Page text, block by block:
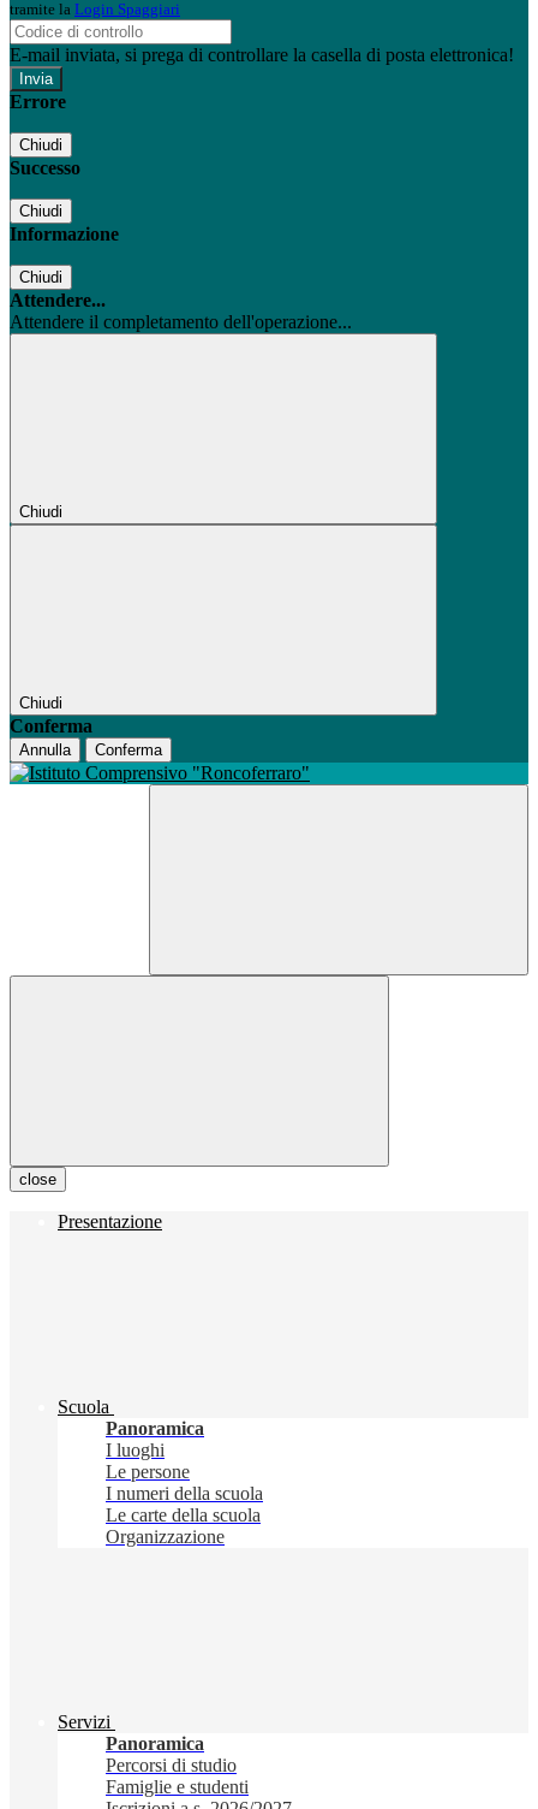
tramite la Login Spaggiari
E-mail inviata, si prega di controllare la casella di posta elettronica!
Errore
Chiudi
Successo
Chiudi
Informazione
Chiudi
Attendere...
Attendere il completamento dell'operazione...
Chiudi
Chiudi
Conferma
Annulla Conferma
close
Presentazione
Scuola
Panoramica
I luoghi
Le persone
I numeri della scuola
Le carte della scuola
Organizzazione
Servizi
Panoramica
Percorsi di studio
Famiglie e studenti